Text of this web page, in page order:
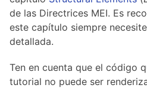
Code of Conduct
Tutorials
de las Directrices MEI. Es
este capítulo siempre
detallada.
Ten en cuenta que el código
tutorial no puede ser